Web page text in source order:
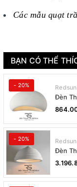
Các mẫu quạt
BẠN CÓ THỂ
- 20% Redsun
Đèn
sabi
- 20% Redsun
Đèn
Cách